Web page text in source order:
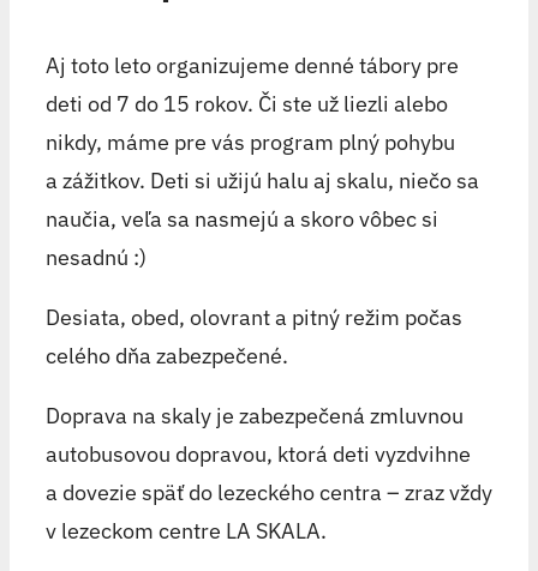
Aj toto leto organizujeme denné tábory pre
deti od 7 do 15 rokov. Či ste už liezli alebo
nikdy, máme pre vás program plný pohybu
a zážitkov. Deti si užijú halu aj skalu, niečo sa
naučia, veľa sa nasmejú a skoro vôbec si
nesadnú :)
Desiata, obed, olovrant a pitný režim počas
celého dňa zabezpečené.
Doprava na skaly je zabezpečená zmluvnou
autobusovou dopravou, ktorá deti vyzdvihne
a dovezie späť do lezeckého centra – zraz vždy
v lezeckom centre LA SKALA.